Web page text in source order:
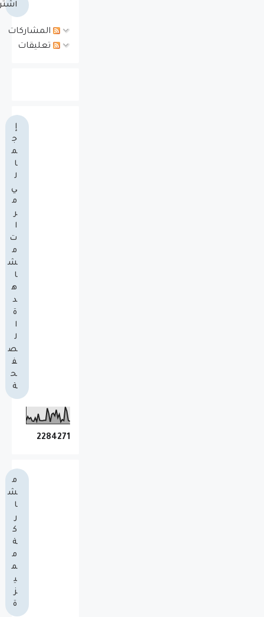
المشاركات
تعليقات
إ
ج
م
ا
ل
ي
م
ر
ا
ت
م
ش
ا
ه
د
ة
ا
ل
ص
ف
ح
ة
2284271
م
ش
ا
ر
ك
ة
م
م
ي
ز
ة